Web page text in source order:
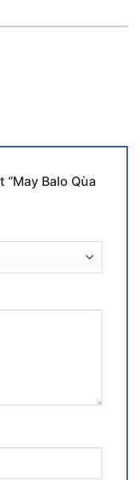
Balo Qùa